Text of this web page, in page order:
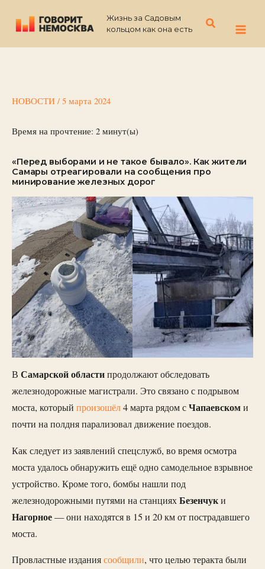
содержимому
Жизнь за Садовым
кольцом как она есть
Поиск
НОВОСТИ / 5 марта 2024
Время на прочтение: 2 минут(ы)
«Перед выборами и не такое бывало». Как жители
Самары отреагировали на сообщения про
минирование железных дорог
В Самарской областипродолжают обследовать
железнодорожные магистрали. Это связано с подрывом
моста, который произошёл4 марта рядом сЧапаевскоми
почти на полдня парализовал движение поездов.
Как следует из заявлений спецслужб, во время осмотра
моста удалось обнаружить ещё одно самодельное взрывное
устройство. Кроме того, бомбы нашли под
железнодорожными путями на станцияхБезенчуки
Нагорное— они находятся в 15 и 20 км от пострадавшего
моста.
Провластные изданиясообщили, что целью теракта были